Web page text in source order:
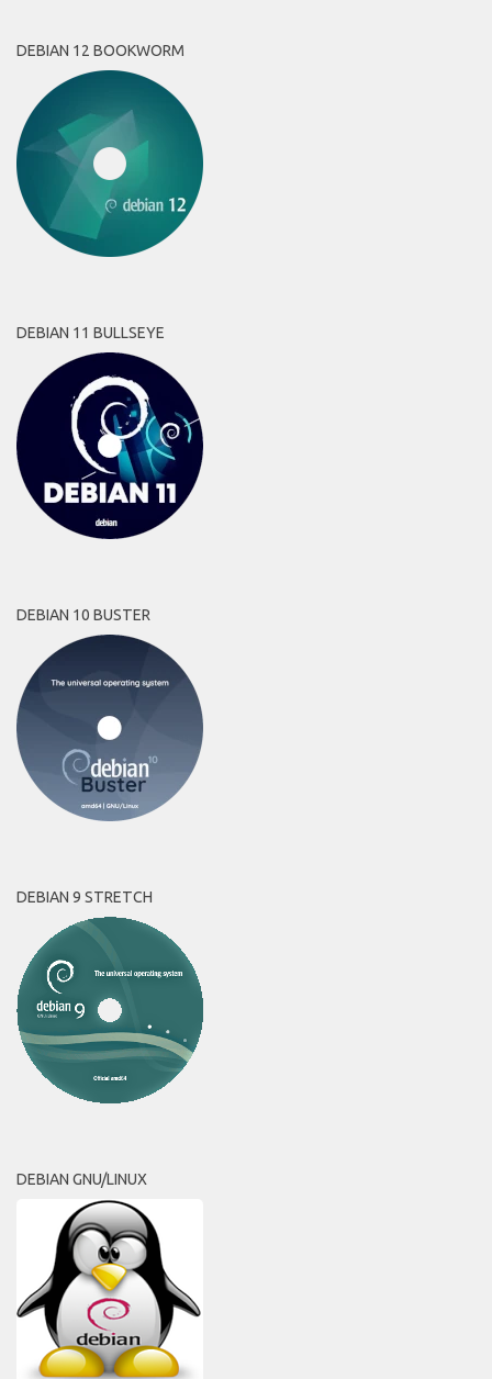
DEBIAN 12 BOOKWORM
DEBIAN 11 BULLSEYE
DEBIAN 10 BUSTER
DEBIAN 9 STRETCH
DEBIAN GNU/LINUX